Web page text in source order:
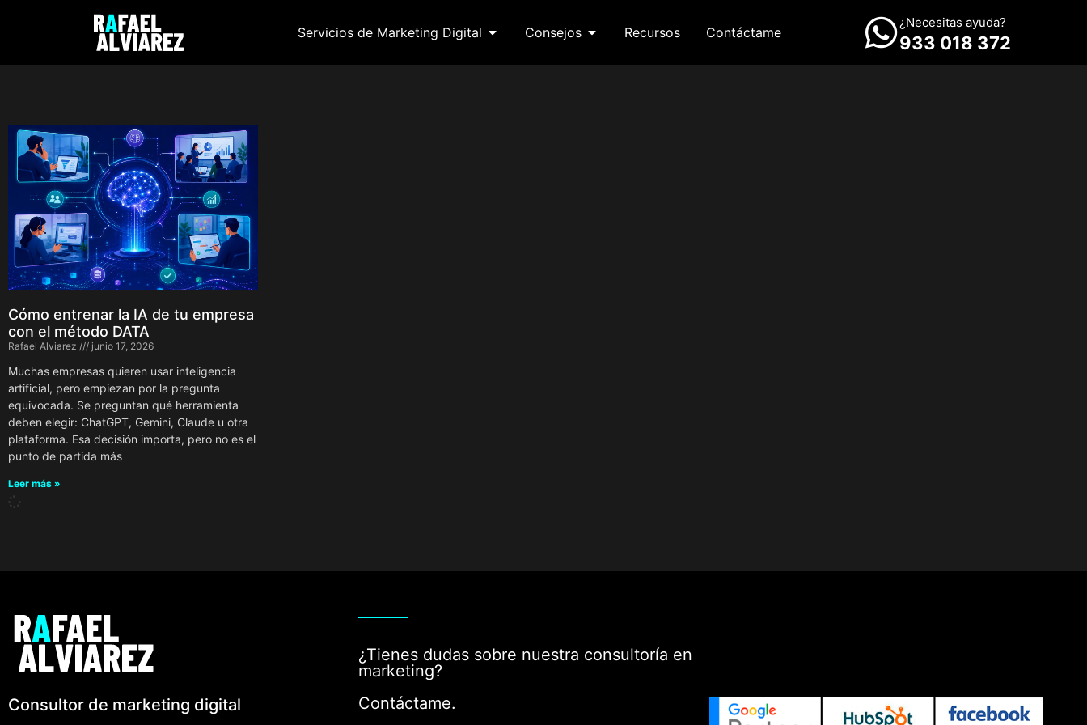
Servicios de Marketing Digital Consejos Recursos Contáctame
¿Necesitas ayuda?
933 018 372
Cómo entrenar la IA de tu empresa
con el método DATA
Rafael Alviarez junio 17, 2026
Muchas empresas quieren usar inteligencia
artificial, pero empiezan por la pregunta
equivocada. Se preguntan qué herramienta
deben elegir: ChatGPT, Gemini, Claude u otra
plataforma. Esa decisión importa, pero no es el
punto de partida más
Leer más »
Consultor de marketing digital
¿Tienes dudas sobre nuestra consultoría en
marketing?
Contáctame.